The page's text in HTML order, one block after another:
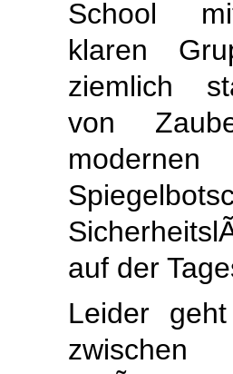
School
klaren
ziemlich
von
auf der
Leider